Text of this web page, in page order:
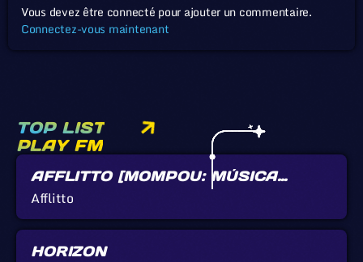
Vous devez être connecté pour ajouter un commentaire.
Connectez-vous maintenant
TOP LIST
PLAY FM
AFFLITTO [MOMPOU: MÚSICA
CALLADA]
Afflitto
HORIZON